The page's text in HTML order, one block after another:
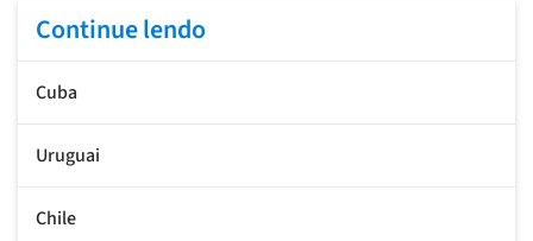
Continue lendo
Cuba
Uruguai
Chile